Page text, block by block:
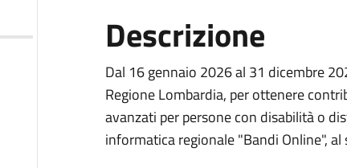
Descrizione
Dal 16 gennaio 2026 al 31 dicembre
Regione Lombardia, per ottenere
avanzati per persone con disabilità o
informatica regionale "Bandi Online",